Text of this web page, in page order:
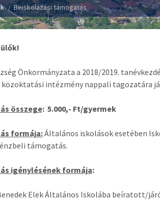
Beiskolázási támogatás
Önkormányzata a 2018/2019.
közoktatási intézmény nappali tagozatára
összege: 5.000,- Ft/gyermek
formája:Általános iskolások esetében
támogatás.
igénylésének formája:
Elek Általános Iskolába beíratott/